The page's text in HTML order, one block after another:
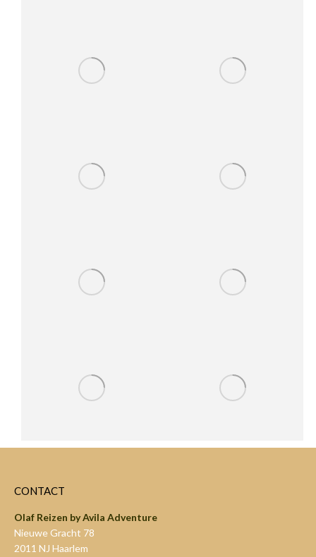
CONTACT
Olaf Reizen by Avila Adventure
Nieuwe Gracht 78
2011 NJ Haarlem